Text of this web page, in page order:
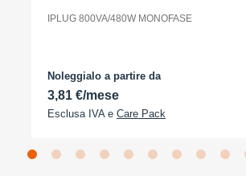
IPLUG 800VA/480W MONOFASE
Noleggialo a partire da
3,81 €/mese
Esclusa IVA e Care Pack